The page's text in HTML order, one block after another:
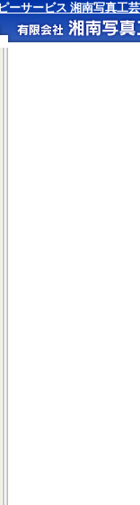
ーサービス 湘南写真工